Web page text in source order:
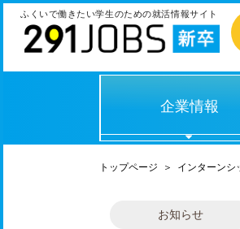
ふくいで働きたい学生のための就活情報サイト
企業情報
トップページ ＞ インターンシ
お知らせ